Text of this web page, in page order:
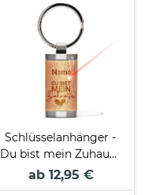
45 x 45 mm
Schlüsselanhänger -
Du bist mein Zuhause
- mit Name -
ab 12,95 €